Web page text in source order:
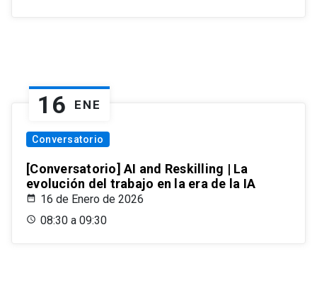
16 ENE
Conversatorio
[Conversatorio] AI and Reskilling | La
evolución del trabajo en la era de la IA
16 de Enero de 2026
08:30 a 09:30